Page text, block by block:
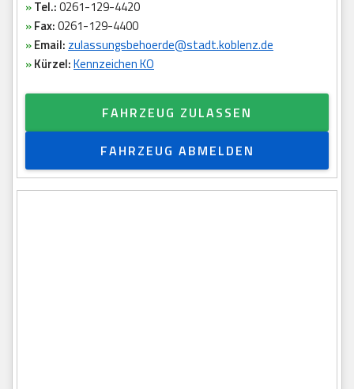
»Tel.:0261-129-4420
»Fax:0261-129-4400
»Email: zulassungsbehoerde@stadt.koblenz.de
»Kürzel:Kennzeichen KO
FAHRZEUG ZULASSEN
FAHRZEUG ABMELDEN